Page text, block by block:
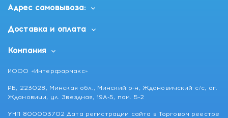
Адрес самовывоза:
Доставка и оплата
Компания
ИООО «Интерфармакс»
РБ, 223028, Минская обл., Минский р-н, Ждановичский с/с, аг.
Ждановичи, ул. Звездная, 19А-5, пом. 5-2
УНП 800003702 Дата регистрации сайта в Торговом реестре